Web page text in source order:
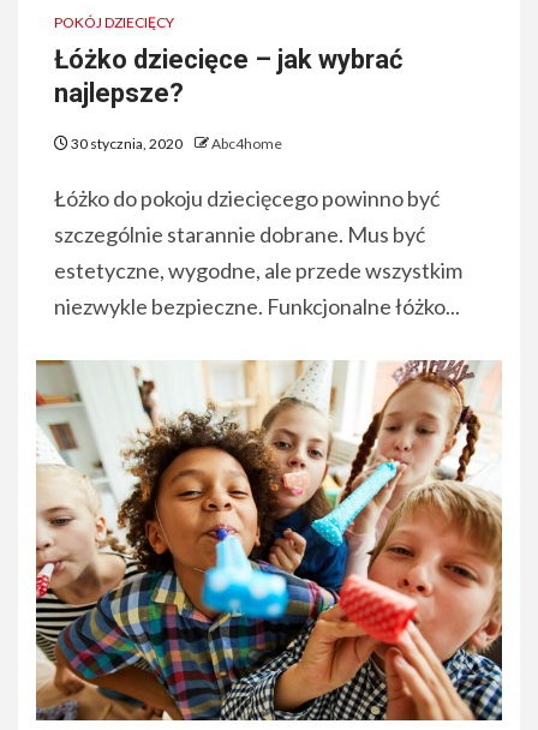
POKÓJ DZIECIĘCY
Łóżko dziecięce – jak wybrać
najlepsze?
30 stycznia, 2020 Abc4home
Łóżko do pokoju dziecięcego powinno być
szczególnie starannie dobrane. Mus być
estetyczne, wygodne, ale przede wszystkim
niezwykle bezpieczne. Funkcjonalne łóżko...